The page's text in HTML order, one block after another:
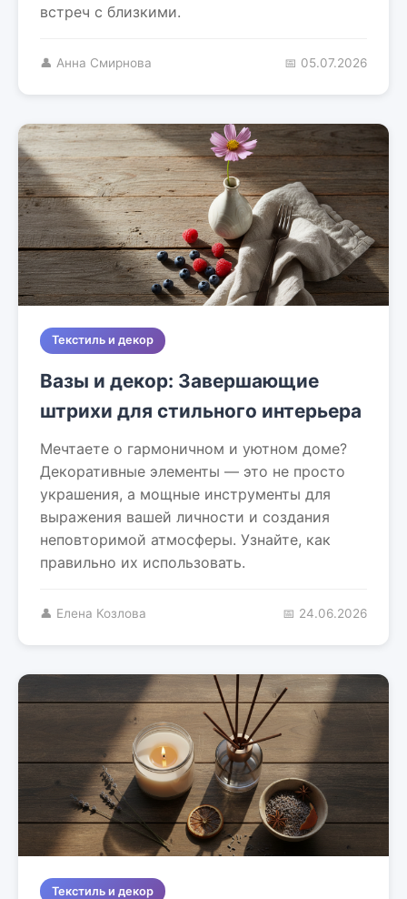
встреч с близкими.
👤 Анна Смирнова 📅 05.07.2026
Текстиль и декор
Вазы и декор: Завершающие
штрихи для стильного интерьера
Мечтаете о гармоничном и уютном доме?
Декоративные элементы — это не просто
украшения, а мощные инструменты для
выражения вашей личности и создания
неповторимой атмосферы. Узнайте, как
правильно их использовать.
👤 Елена Козлова 📅 24.06.2026
Текстиль и декор